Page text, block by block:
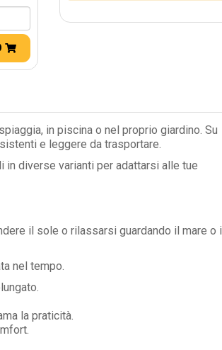
in piscina o nel proprio giardino. Su
e leggere da trasportare.
in diverse varianti per adattarsi alle tue
il sole o rilassarsi guardando il mare o i
nel tempo.
la praticità.